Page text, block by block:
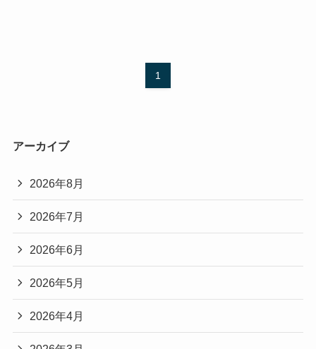
1
アーカイブ
2026年8月
2026年7月
2026年6月
2026年5月
2026年4月